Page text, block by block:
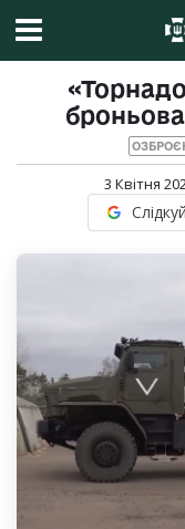
3 Квітня